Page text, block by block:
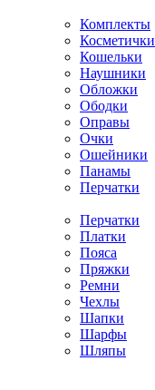
Комплекты
Косметички
Кошельки
Наушники
Обложки
Ободки
Оправы
Очки
Ошейники
Панамы
Перчатки
Перчатки
Платки
Пояса
Пряжки
Ремни
Чехлы
Шапки
Шарфы
Шляпы